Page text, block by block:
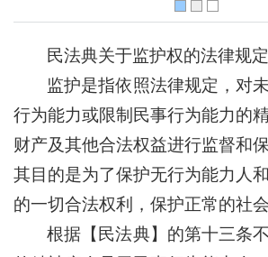
民法典关于监护权的法律规
监护是指依照法律规定，对
行为能力或限制民事行为能力的
财产及其他合法权益进行监督和
其目的是为了保护无行为能力人
的一切合法权利，保护正常的社会
根据【民法典】的第十三条